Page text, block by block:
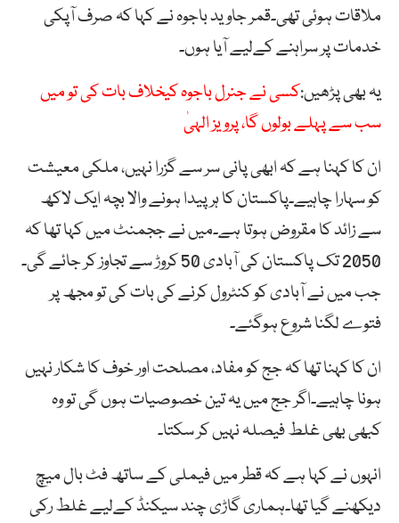
ملاقات ہوئی تھی۔قمر جاوید باجوہ نے کہا کہ صرف آپکی
خدمات پر سراہنے کےلیے آیا ہوں۔
یہ بھی پڑھیں:کسی نے جنرل باجوہ کیخلاف بات کی تو میں
سب سے پہلے بولوں گا، پرویز الہیٰ
ان کا کہنا ہے کہ ابھی پانی سر سے گزرا نہیں، ملکی معیشت
کو سہارا چاہیے۔پاکستان کا ہر پیدا ہونے والا بچہ ایک لاکھ
سے زائد کا مقروض ہوتا ہے۔میں نے ججمنٹ میں کہا تھا کہ
2050 تک پاکستان کی آبادی 50 کروڑ سے تجاوز کر جائے گی۔
جب میں نے آبادی کو کنٹرول کرنے کی بات کی تو مجھ پر
فتوے لگنا شروع ہوگئے۔
ان کا کہنا تھا کہ جج کو مفاد، مصلحت اور خوف کا شکار نہیں
ہونا چاہیے۔اگر جج میں یہ تین خصوصیات ہوں گی تو وہ
کبھی بھی غلط فیصلہ نہیں کر سکتا۔
انہوں نے کہا ہے کہ قطر میں فیملی کے ساتھ فٹ بال میچ
دیکھنے گیا تھا۔ہماری گاڑی چند سیکنڈ کےلیے غلط رکی